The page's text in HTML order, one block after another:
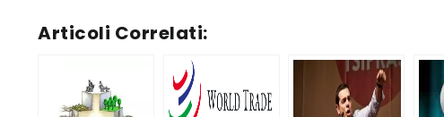
Articoli Correlati: